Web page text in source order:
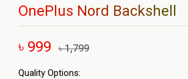
OnePlus Nord Backshell
৳ 999 ৳ 1,799
Quality Options: